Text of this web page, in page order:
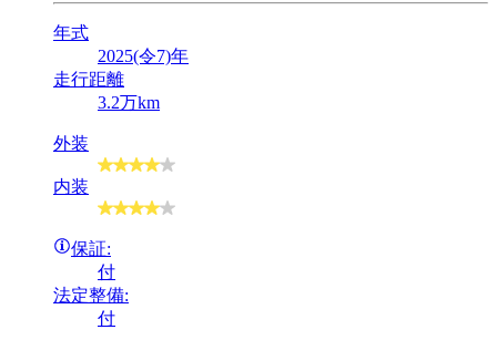
年式
2025(令7)年
走行距離
3.2万km
外装
内装
保証:
付
法定整備:
付